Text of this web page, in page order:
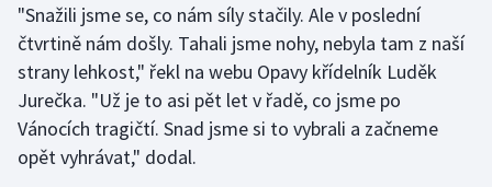
Triatlon
Veslování
Vodní slalom
Volejbal
"Snažili jsme se, co nám síly stačily. Ale v poslední
čtvrtině nám došly. Tahali jsme nohy, nebyla tam z naší
strany lehkost," řekl na webu Opavy křídelník Luděk
Jurečka. "Už je to asi pět let v řadě, co jsme po
Vánocích tragičtí. Snad jsme si to vybrali a začneme
opět vyhrávat," dodal.